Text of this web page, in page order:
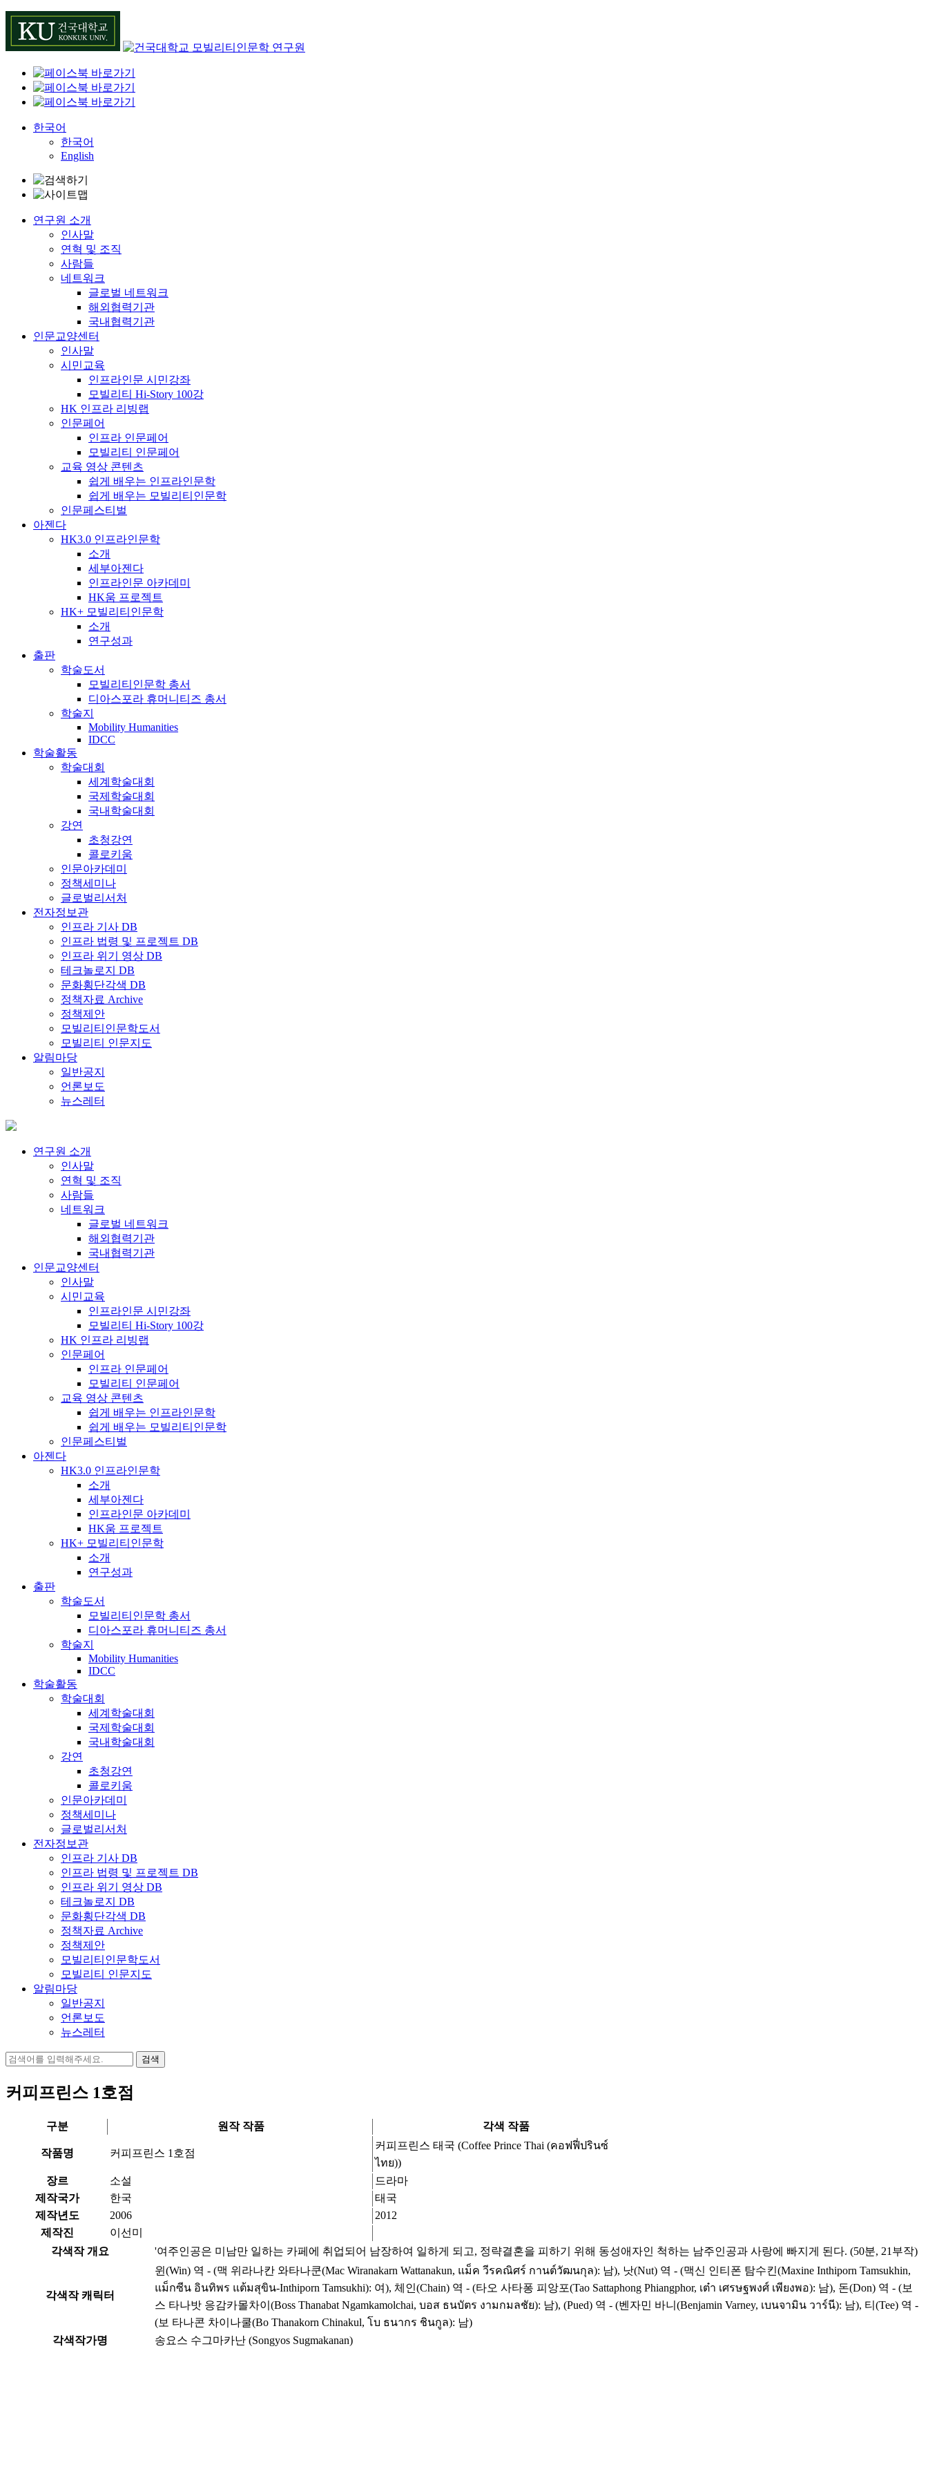
Skip
content
한국어
한국어
English
연구원 소개
인사말
연혁 및 조직
사람들
네트워크
글로벌 네트워크
해외협력기관
국내협력기관
인문교양센터
인사말
시민교육
인프라인문 시민강좌
모빌리티 Hi-Story 100강
HK 인프라 리빙랩
인문페어
인프라 인문페어
모빌리티 인문페어
교육 영상 콘텐츠
쉽게 배우는 인프라인문학
쉽게 배우는 모빌리티인문학
인문페스티벌
아젠다
HK3.0 인프라인문학
소개
세부아젠다
인프라인문 아카데미
HK움 프로젝트
HK+ 모빌리티인문학
소개
연구성과
출판
학술도서
모빌리티인문학 총서
디아스포라 휴머니티즈 총서
학술지
Mobility Humanities
IDCC
학술활동
학술대회
세계학술대회
국제학술대회
국내학술대회
강연
초청강연
콜로키움
인문아카데미
정책세미나
글로벌리서처
전자정보관
인프라 기사 DB
인프라 법령 및 프로젝트 DB
인프라 위기 영상 DB
테크놀로지 DB
문화횡단각색 DB
정책자료 Archive
정책제안
모빌리티인문학도서
모빌리티 인문지도
알림마당
일반공지
언론보도
뉴스레터
연구원 소개
인사말
연혁 및 조직
사람들
네트워크
글로벌 네트워크
해외협력기관
국내협력기관
인문교양센터
인사말
시민교육
인프라인문 시민강좌
모빌리티 Hi-Story 100강
HK 인프라 리빙랩
인문페어
인프라 인문페어
모빌리티 인문페어
교육 영상 콘텐츠
쉽게 배우는 인프라인문학
쉽게 배우는 모빌리티인문학
인문페스티벌
아젠다
HK3.0 인프라인문학
소개
세부아젠다
인프라인문 아카데미
HK움 프로젝트
HK+ 모빌리티인문학
소개
연구성과
출판
학술도서
모빌리티인문학 총서
디아스포라 휴머니티즈 총서
학술지
Mobility Humanities
IDCC
학술활동
학술대회
세계학술대회
국제학술대회
국내학술대회
강연
초청강연
콜로키움
인문아카데미
정책세미나
글로벌리서처
전자정보관
인프라 기사 DB
인프라 법령 및 프로젝트 DB
인프라 위기 영상 DB
테크놀로지 DB
문화횡단각색 DB
정책자료 Archive
정책제안
모빌리티인문학도서
모빌리티 인문지도
알림마당
일반공지
언론보도
뉴스레터
검
커피프린스 1호점
구분 원작 작품 각색 작품
작품명 커피프린스 1호점
커피프린스 태국 (Coffee Prince Thai (คอฟฟี่ปรินซ์
ไทย))
장르
소설
드라마
제작국가
한국
태국
제작년도
2006
2012
제작진
이선미
각색작 개요
'여주인공은 미남만 일하는 카페에 취업되어 남장하여 일하게 되고, 정략결혼을 피하기 위해 동성애자인 척하는 남주인공과 사랑에 빠지게 된다. (50분, 21부작)
각색작 캐릭터
윈(Win) 역 - (맥 위라나칸 와타나쿤(Mac Wiranakarn Wattanakun, แม็ค วีรคณิศร์ กานต์วัฒนกุล): 남), 낫(Nut) 역 - (맥신 인티폰 탐수킨(Maxine Inthiporn Tamsukhin,
แม็กซีน อินทิพร แต้มสุขิน-Inthiporn Tamsukhi): 여), 체인(Chain) 역 - (타오 사타퐁 피앙포(Tao Sattaphong Phiangphor, เต๋า เศรษฐพงศ์ เพียงพอ): 남), 돈(Don) 역 - (보
스 타나밧 응감카몰차이(Boss Thanabat Ngamkamolchai, บอส ธนบัตร งามกมลชัย): 남), (Pued) 역 - (벤자민 바니(Benjamin Varney, เบนจามิน วาร์นี): 남), 티(Tee) 역 -
(보 타나콘 차이나쿨(Bo Thanakorn Chinakul, โบ ธนากร ชินกูล): 남)
각색작가명
송요스 수그마카난 (Songyos Sugmakanan)